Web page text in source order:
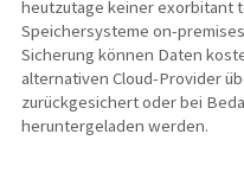
heutzutage keiner exorbitant
Speichersysteme on-
Sicherung können Daten
alternativen Cloud-Provider
zurückgesichert oder bei
heruntergeladen werden.